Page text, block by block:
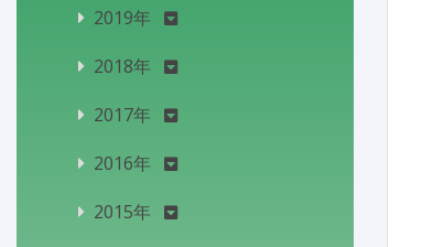
2019年
2018年
2017年
2016年
2015年